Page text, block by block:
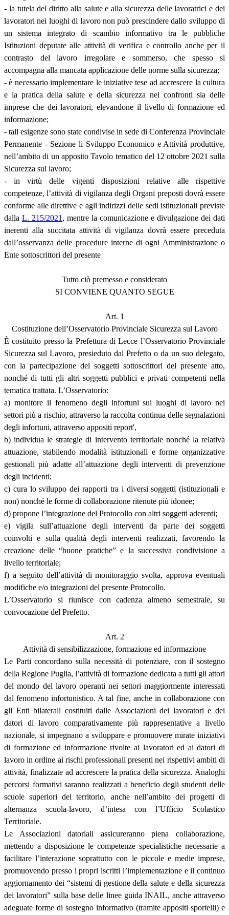
- la tutela del diritto alla salute e alla sicurezza delle lavoratrici e dei
lavoratori nei luoghi di lavoro non può prescindere dallo sviluppo di
un sistema integrato di scambio informativo tra le pubbliche
Istituzioni deputate alle attività di verifica e controllo anche per il
contrasto del lavoro irregolare e sommerso, che spesso si
accompagna alla mancata applicazione delle norme sulla sicurezza;
- è necessario implementare le iniziative tese ad accrescere la cultura
e la pratica della salute e della sicurezza nei confronti sia delle
imprese che dei lavoratori, elevandone il livello di formazione ed
informazione;
- tali esigenze sono state condivise in sede di Conferenza Provinciale
Permanente - Sezione li Sviluppo Economico e Attività produttive,
nell’ambito di un apposito Tavolo tematico del 12 ottobre 2021 sulla
Sicurezza sul lavoro;
- in virtù delle vigenti disposizioni relative alle rispettive
competenze, l’attività di vigilanza degli Organi preposti dovrà essere
conforme alle direttive e agli indirizzi delle sedi istituzionali previste
dalla L. 215/2021 , mentre la comunicazione e divulgazione dei dati
inerenti alla succitata attività di vigilanza dovrà essere preceduta
dall’osservanza delle procedure interne di ogni Amministrazione o
Ente sottoscrittori del presente
Tutto ciò premesso e considerato
SI CONVIENE QUANTO SEGUE
Art. 1
Costituzione dell’Osservatorio Provinciale Sicurezza sul Lavoro
È costituito presso la Prefettura di Lecce l’Osservatorio Provinciale
Sicurezza sul Lavoro, presieduto dal Prefetto o da un suo delegato,
con la partecipazione dei soggetti sottoscrittori del presente atto,
nonché di tutti gli altri soggetti pubblici e privati competenti nella
tematica trattata. L’Osservatorio:
a) monitore il fenomeno degli infortuni sui luoghi di lavoro nei
settori più a rischio, attraverso la raccolta continua delle segnalazioni
degli infortuni, attraverso appositi report',
b) individua le strategie di intervento territoriale nonché la relativa
attuazione, stabilendo modalità istituzionali e forme organizzative
gestionali più adatte all’attuazione degli interventi di prevenzione
degli incidenti;
c) cura lo sviluppo dei rapporti tra i diversi soggetti (istituzionali e
non) nonché le forme di collaborazione ritenute più idonee;
d) propone l’integrazione del Protocollo con altri soggetti aderenti;
e) vigila sull’attuazione degli interventi da parte dei soggetti
coinvolti e sulla qualità degli interventi realizzati, favorendo la
creazione delle “buone pratiche” e la successiva condivisione a
livello territoriale;
f) a seguito dell’attività di monitoraggio svolta, approva eventuali
modifiche e/o integrazioni del presente Protocollo.
L’Osservatorio si riunisce con cadenza almeno semestrale, su
convocazione del Prefetto.
Art. 2
Attività di sensibilizzazione, formazione ed informazione
Le Parti concordano sulla necessità di potenziare, con il sostegno
della Regione Puglia, l’attività di formazione dedicata a tutti gli attori
del mondo del lavoro operanti nei settori maggiormente interessati
dal fenomeno infortunistico. A tal fine, anche in collaborazione con
gli Enti bilaterali costituiti dalle Associazioni dei lavoratori e dei
datori di lavoro comparativamente più rappresentative a livello
nazionale, si impegnano a sviluppare e promuovere mirate iniziativi
di formazione ed informazione rivolte ai lavoratori ed ai datori di
lavoro in ordine ai rischi professionali presenti nei rispettivi ambiti di
attività, finalizzate ad accrescere la pratica della sicurezza. Analoghi
percorsi formativi saranno realizzati a beneficio degli studenti delle
scuole superiori del territorio, anche nell’ambito dei progetti di
alternanza scuola-lavoro, d’intesa con l’Ufficio Scolastico
Territoriale.
Le Associazioni datoriali assicureranno piena collaborazione,
mettendo a disposizione le competenze specialistiche necessarie a
facilitare l’interazione soprattutto con le piccole e medie imprese,
promuovendo presso i propri iscritti l’implementazione e il continuo
aggiornamento dei “sistemi di gestione della salute e della sicurezza
dei lavoratori” sulla base delle linee guida INAIL, anche attraverso
adeguate forme di sostegno informativo (tramite appositi sportelli) e